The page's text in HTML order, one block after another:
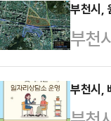
리제
다.이
인
타났
부천시,
부천
역세
량이
부천시,